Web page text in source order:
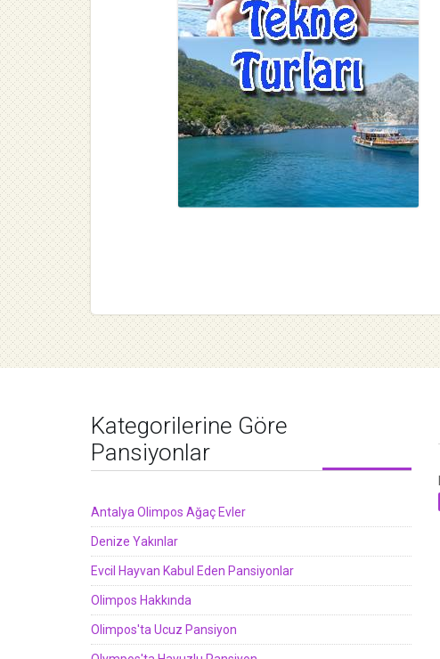
Kategorilerine Göre
Pansiyonlar
Antalya Olimpos Ağaç Evler
Denize Yakınlar
Evcil Hayvan Kabul Eden Pansiyonlar
Olimpos Hakkında
Olimpos'ta Ucuz Pansiyon